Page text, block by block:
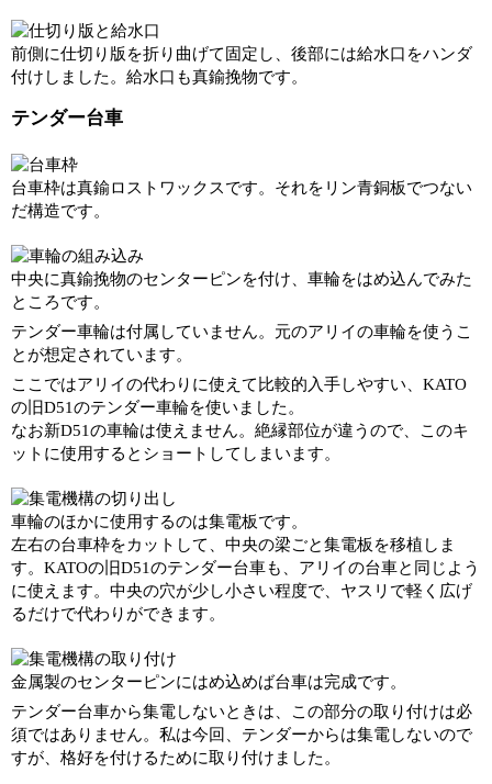
前側に仕切り版を折り曲げて固定し、後部には給水口をハンダ
付けしました。給水口も真鍮挽物です。
テンダー台車
台車枠は真鍮ロストワックスです。それをリン青銅板でつない
だ構造です。
中央に真鍮挽物のセンターピンを付け、車輪をはめ込んでみた
ところです。
テンダー車輪は付属していません。元のアリイの車輪を使うこ
とが想定されています。
ここではアリイの代わりに使えて比較的入手しやすい、KATO
の旧D51のテンダー車輪を使いました。
なお新D51の車輪は使えません。絶縁部位が違うので、このキ
ットに使用するとショートしてしまいます。
車輪のほかに使用するのは集電板です。
左右の台車枠をカットして、中央の梁ごと集電板を移植しま
す。KATOの旧D51のテンダー台車も、アリイの台車と同じよう
に使えます。中央の穴が少し小さい程度で、ヤスリで軽く広げ
るだけで代わりができます。
金属製のセンターピンにはめ込めば台車は完成です。
テンダー台車から集電しないときは、この部分の取り付けは必
須ではありません。私は今回、テンダーからは集電しないので
すが、格好を付けるために取り付けました。